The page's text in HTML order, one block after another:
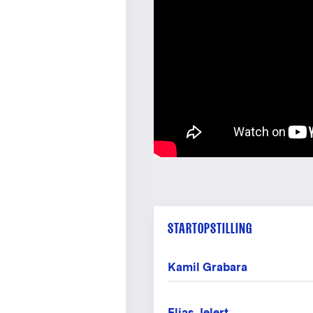
STARTOPSTILLING
Kamil Grabara